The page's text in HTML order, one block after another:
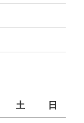
土 日